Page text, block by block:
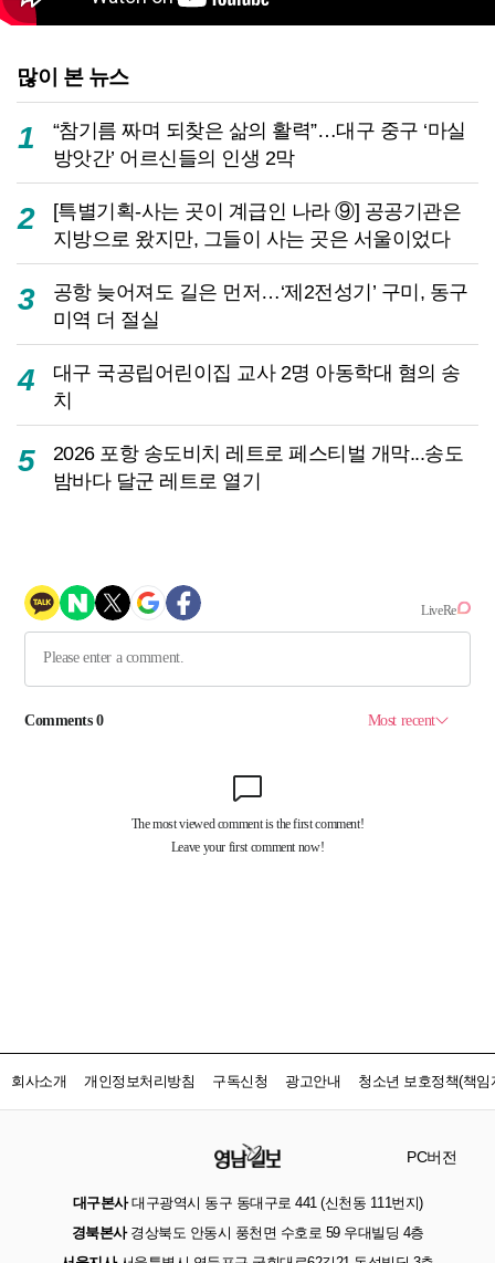
많이 본 뉴스
1
“참기름 짜며 되찾은 삶의 활력”…대구 중구 ‘마실
방앗간’ 어르신들의 인생 2막
2
[특별기획-사는 곳이 계급인 나라 ⑨] 공공기관은
지방으로 왔지만, 그들이 사는 곳은 서울이었다
3
공항 늦어져도 길은 먼저…‘제2전성기’ 구미, 동구
미역 더 절실
4
대구 국공립어린이집 교사 2명 아동학대 혐의 송
치
5
2026 포항 송도비치 레트로 페스티벌 개막...송도
밤바다 달군 레트로 열기
회사소개 개인정보처리방침 구독신청 광고안내 청소년 보호정책(책임
PC버전
대구본사대구광역시 동구 동대구로 441 (신천동 111번지)
경북본사경상북도 안동시 풍천면 수호로 59 우대빌딩 4층